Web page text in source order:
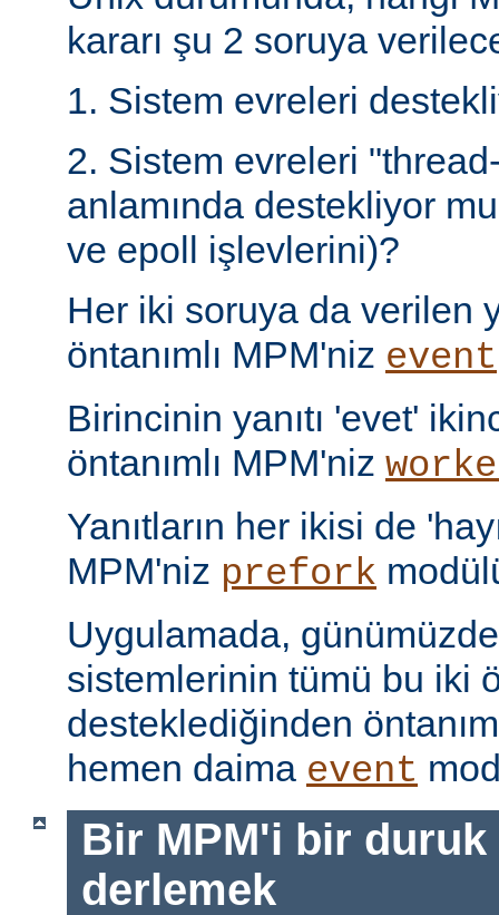
kararı şu 2 soruya
1. Sistem evreleri
2. Sistem evreleri
anlamında destekliyor
ve epoll işlevlerini)?
Her iki soruya da verilen
öntanımlı MPM'niz event
Birincinin yanıtı 'evet'
öntanımlı MPM'niz
Yanıtların her ikisi de
MPM'niz prefork
Uygulamada,
sistemlerinin tümü bu iki
desteklediğinden
hemen daima event
Bir MPM'i bir
derlemek